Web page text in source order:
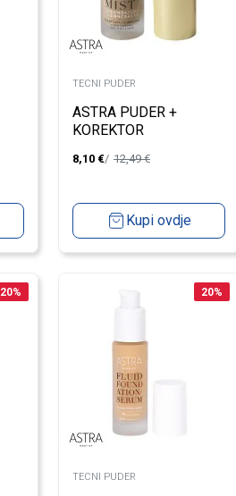
TECNI PUDER
ASTRA PUDER +
KOREKTOR
8,10 € 12,49€
Kupi ovdje
20% 20%
TECNI PUDER